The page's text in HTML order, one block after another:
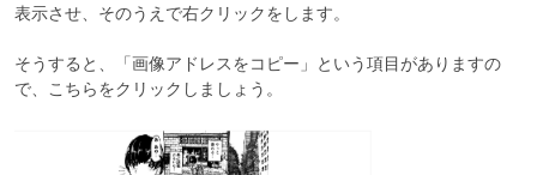
表示させ、そのうえで右クリックをします。
そうすると、「画像アドレスをコピー」という項目がありますの
で、こちらをクリックしましょう。